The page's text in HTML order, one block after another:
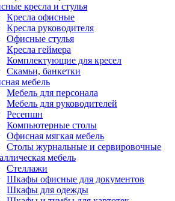
кресла и стулья
Кресла офисные
Кресла руководителя
Офисные стулья
Кресла геймера
Комплектующие для кресел
Скамьи, банкетки
мебель
Мебель для персонала
Мебель для руководителей
Ресепшн
Компьютерные столы
Офисная мягкая мебель
Столы журнальные и сервировочные
мебель
Стеллажи
Шкафы офисные для документов
Шкафы для одежды